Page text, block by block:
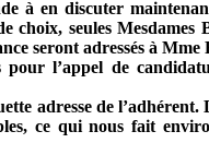
à en discuter
choix, seules
seront adressés à Mme
l’appel de
adresse de
ce qui nous fait